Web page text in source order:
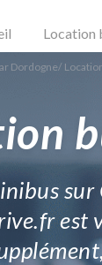
Location
Dordogne/
est